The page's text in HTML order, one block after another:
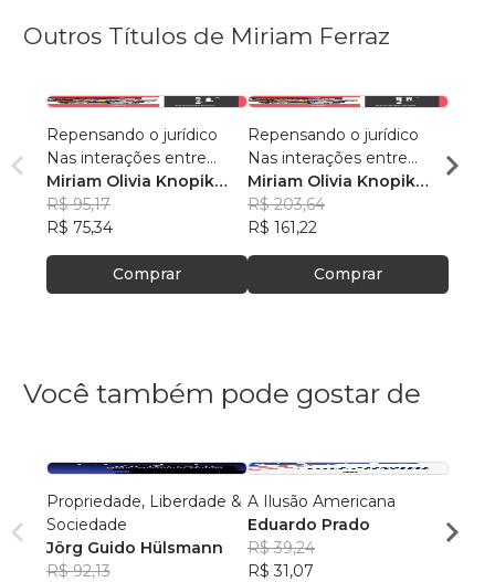
Outros Títulos de Miriam Ferraz
Repensando o jurídico
Nas interações entre
Direito e Arte
Miriam Olivia Knopik
Ferraz, +3
R$ 95,17
R$ 75,34
Comprar
Repensando o jurídico
Nas interações entre
Direito e Arte
Miriam Olivia Knopik
Ferraz, +3
R$ 203,64
R$ 161,22
Comprar
Você também pode gostar de
Propriedade, Liberdade &
Sociedade
Jörg Guido Hülsmann
R$ 92,13
A Ilusão Americana
Eduardo Prado
R$ 39,24
R$ 31,07